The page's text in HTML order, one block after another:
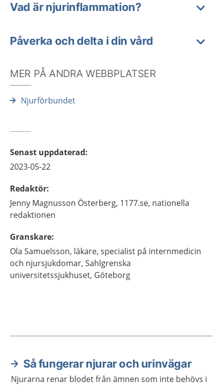
Vad är njurinflammation?
Påverka och delta i din vård
MER PÅ ANDRA WEBBPLATSER
Njurförbundet
Senast uppdaterad:
2023-05-22
Redaktör:
Jenny Magnusson Österberg, 1177.se, nationella
redaktionen
Granskare:
Ola Samuelsson, läkare, specialist på internmedicin
och njursjukdomar, Sahlgrenska
universitetssjukhuset, Göteborg
Aktuella artiklar
Så fungerar njurar och urinvägar
Njurarna renar blodet från ämnen som inte behövs i